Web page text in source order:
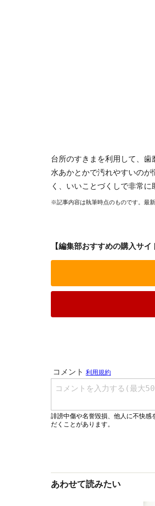
台所のすきまを利用して、歯
水あかとかで汚れやすいのが
く、いいことづくしで非常に
※記事内容は執筆時点のものです。最
【編集部おすすめの購入サイ
あわせて読みたい